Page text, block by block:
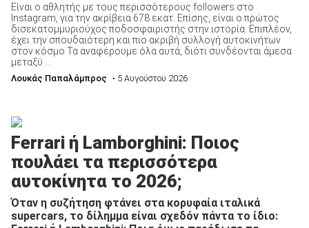
Είναι ο αθλητής με τους περισσότερους followers στο
Instagram, για την ακρίβεια 678 εκατ. Επίσης, είναι ο πρώτος
δισεκατομμυριούχος ποδοσφαιριστής στην ιστορία. Επιπλέον,
έχει την σπουδαιότερη και πιο ακριβή συλλογή αυτοκινήτων
στον κόσμο.Τα αναφέρουμε όλα αυτά, διότι συνδέονται άμεσα
μεταξύ ...
Λουκάς Παπαλάμπρος • 5 Αυγούστου 2026
Ferrari ή Lamborghini: Ποιος
πουλάει τα περισσότερα
αυτοκίνητα το 2026;
Όταν η συζήτηση φτάνει στα κορυφαία ιταλικά
supercars, το δίλημμα είναι σχεδόν πάντα το ίδιο: